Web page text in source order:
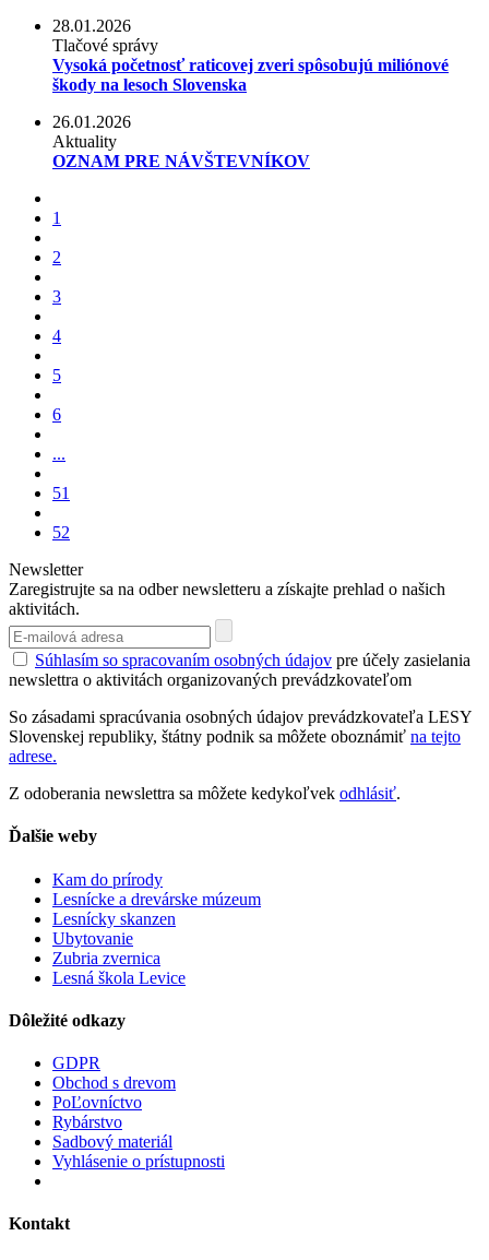
28.01.2026
Tlačové správy
Vysoká početnosť raticovej zveri spôsobujú miliónové
škody na lesoch Slovenska
26.01.2026
Aktuality
OZNAM PRE NÁVŠTEVNÍKOV
1
2
3
4
5
6
...
51
52
Newsletter
Zaregistrujte sa na odber newsletteru a získajte prehlad o našich
aktivitách.
Súhlasím so spracovaním osobných údajov pre účely zasielania
newslettra o aktivitách organizovaných prevádzkovateľom
So zásadami spracúvania osobných údajov prevádzkovateľa LESY
Slovenskej republiky, štátny podnik sa môžete oboznámiť na tejto
adrese.
Z odoberania newslettra sa môžete kedykoľvek odhlásiť.
Ďalšie weby
Kam do prírody
Lesnícke a drevárske múzeum
Lesnícky skanzen
Ubytovanie
Zubria zvernica
Lesná škola Levice
Dôležité odkazy
GDPR
Obchod s drevom
PoĽovníctvo
Rybárstvo
Sadbový materiál
Vyhlásenie o prístupnosti
Kontakt